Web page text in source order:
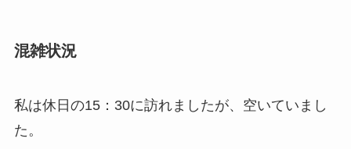
混雑状況
私は休日の15：30に訪れましたが、空いていまし
た。